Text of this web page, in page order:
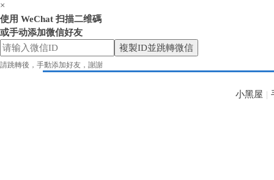
奈
×
使用 WeChat 扫描二维碼
或手动添加微信好友
複製ID並跳轉微信
請跳轉後，手動添加好友，謝謝
小黑屋 |